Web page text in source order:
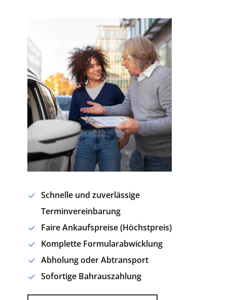
Schnelle und zuverlässige
Terminvereinbarung
Faire Ankaufspreise (Höchstpreis)
Komplette Formularabwicklung
Abholung oder Abtransport
Sofortige Bahrauszahlung